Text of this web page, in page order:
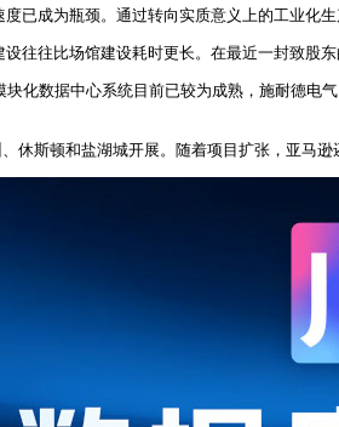
成为瓶颈。通过转向实质意义上的工业化
往比场馆建设耗时更长。在最近一封致股
化数据中心系统目前已较为成熟，施耐德电
斯顿和盐湖城开展。随着项目扩张，亚马